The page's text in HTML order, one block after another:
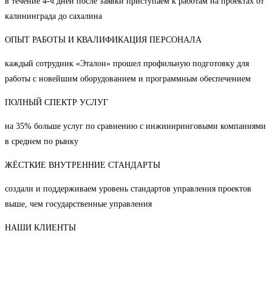
калининграда до сахалина
ОПЫТ РАБОТЫ И КВАЛИФИКАЦИЯ ПЕРСОНАЛА
каждый сотрудник «Эталон» прошел профильную подготовку для
работы с новейшим оборудованием и программным обеспечением
ПОЛНЫЙ СПЕКТР УСЛУГ
на 35% больше услуг по сравнению с инжиниринговыми компаниями
в среднем по рынку
ЖЁСТКИЕ ВНУТРЕННИЕ СТАНДАРТЫ
создали и поддерживаем уровень стандартов управления проектов
выше, чем государственные управления
НАШИ КЛИЕНТЫ